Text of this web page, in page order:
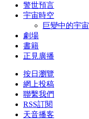
警世預言
宇宙時空
巨變中的宇宙
劇場
書籍
正見廣播
按日瀏覽
網上投稿
聯繫我們
RSS訂閱
天音播客